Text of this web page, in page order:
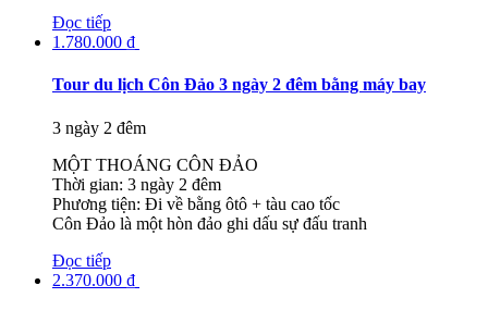
Đọc tiếp
1.780.000 ₫
Tour du lịch Côn Đảo 3 ngày 2 đêm bằng máy bay
3 ngày 2 đêm
MỘT THOÁNG CÔN ĐẢO
Thời gian: 3 ngày 2 đêm
Phương tiện: Đi về bằng ôtô + tàu cao tốc
Côn Đảo là một hòn đảo ghi dấu sự đấu tranh
Đọc tiếp
2.370.000 ₫